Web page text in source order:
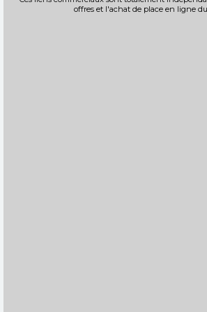
Réservation
offres et l'achat de place en ligne